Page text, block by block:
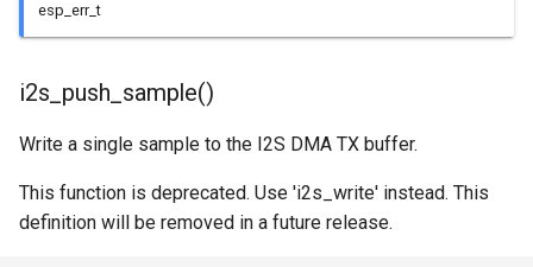
esp_err_t
i2s_push_sample()
Write a single sample to the I2S DMA TX buffer.
This function is deprecated. Use 'i2s_write' instead. This
definition will be removed in a future release.